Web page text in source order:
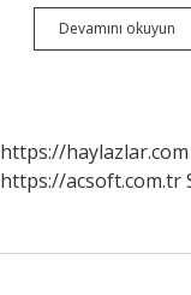
Devamını okuyun
https://haylazlar.com
https://acsoft.com.tr